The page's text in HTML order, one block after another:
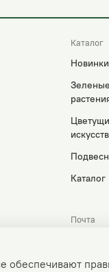
Каталог
Новинки
Каталог
Почта
обеспечивают